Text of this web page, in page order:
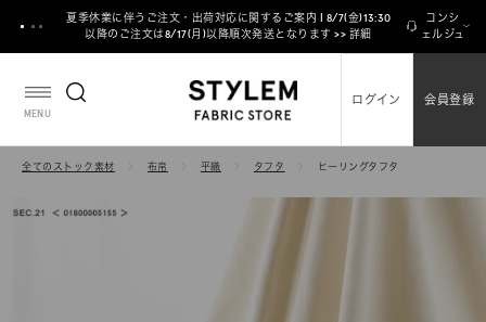
テ
夏季休業に伴うご注文・出荷対応に関するご案内 | 8/7(金)13:30
以降のご注文は8/17(月)以降順次発送となります >> 詳細
コンシ
ェルジュ
MENU
ログイン 会員登録
全てのストック素材 布帛 平織 タフタ ヒーリングタフタ